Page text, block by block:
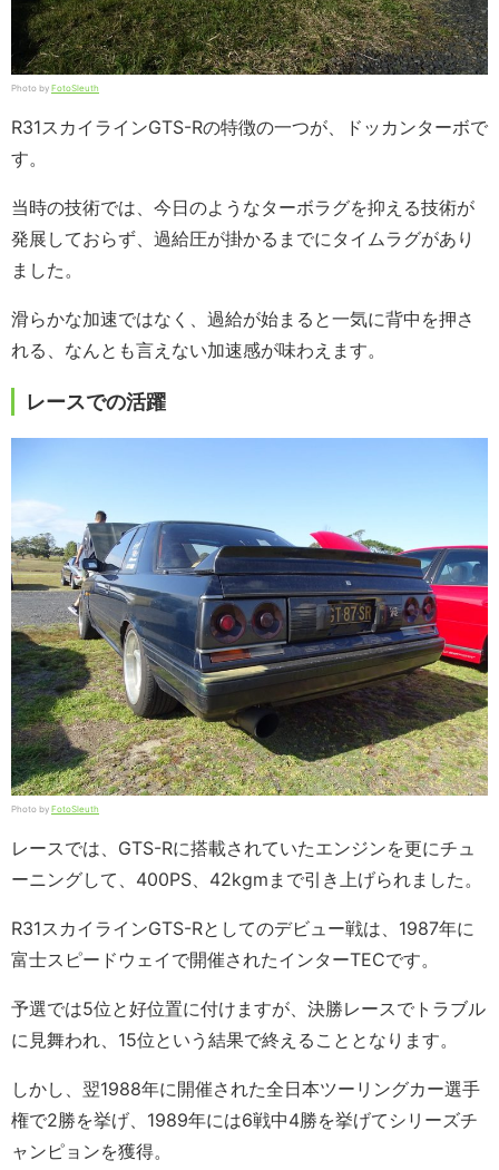
Photo by FotoSleuth
R31スカイラインGTS-Rの特徴の一つが、ドッカンターボで
す。
当時の技術では、今日のようなターボラグを抑える技術が
発展しておらず、過給圧が掛かるまでにタイムラグがあり
ました。
滑らかな加速ではなく、過給が始まると一気に背中を押さ
れる、なんとも言えない加速感が味わえます。
レースでの活躍
Photo by FotoSleuth
レースでは、GTS-Rに搭載されていたエンジンを更にチュ
ーニングして、400PS、42kgmまで引き上げられました。
R31スカイラインGTS-Rとしてのデビュー戦は、1987年に
富士スピードウェイで開催されたインターTECです。
予選では5位と好位置に付けますが、決勝レースでトラブル
に見舞われ、15位という結果で終えることとなります。
しかし、翌1988年に開催された全日本ツーリングカー選手
権で2勝を挙げ、1989年には6戦中4勝を挙げてシリーズチ
ャンピョンを獲得。